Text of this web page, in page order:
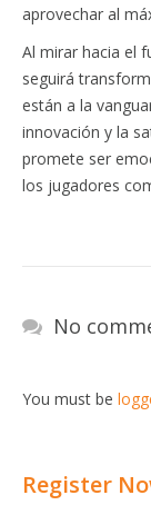
aprovechar al
Al mirar hacia el
seguirá
están a la
innovación y la
promete ser
los jugadores
No
You must be
Register